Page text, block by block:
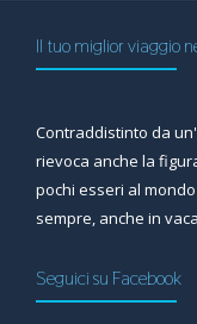
Il tuo miglior viaggio
Contraddistinto da
rievoca anche la
pochi esseri al
sempre, anche in
Seguici su Facebook